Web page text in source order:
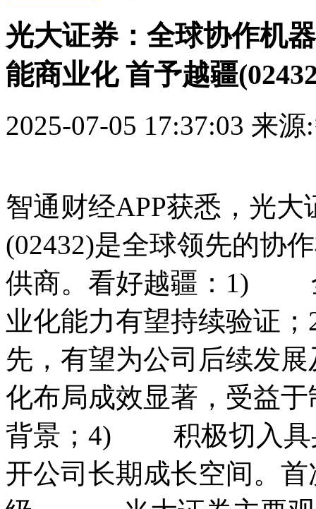
光大证券：全球协作机
能商业化 首予越疆
2025-07-05 17:37:03 来源
智通财经APP获悉，光
(02432)是全球领先的协
供商。看好越疆：1)
业化能力有望持续验证
先，有望为公司后续
化布局成效显著，受益
背景；4) 积极切入具
开公司长期成长空间。